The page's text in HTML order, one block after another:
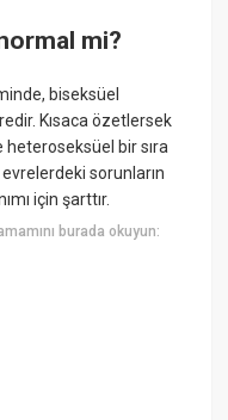
mi?
biseksüel
Kısaca özetlersek
bir sıra
sorunların
için şarttır.
burada okuyun: